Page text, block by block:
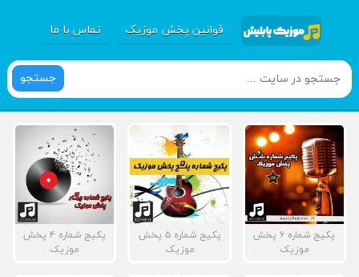
قوانین پخش موزیک تماس با ما
جستجو
پکیج شماره ۶ پخش
موزیک
پکیج شماره ۵ پخش
موزیک
پکیج شماره ۴ پخش
موزیک